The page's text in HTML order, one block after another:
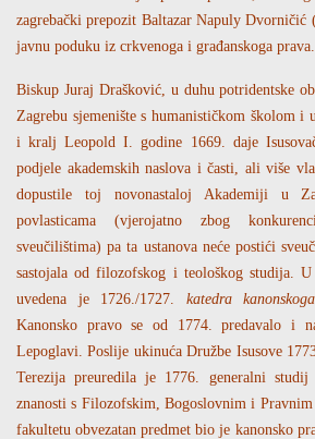
zagrebački prepozit Baltazar Napuly Dvorničić
javnu poduku iz crkvenoga i građanskoga prava.
Biskup Juraj Drašković, u duhu potridentske
Zagrebu sjemenište s humanističkom školom i
i kralj Leopold I. godine 1669. daje
podjele akademskih naslova i časti, ali više
dopustile toj novonastaloj Akademiji u
povlasticama (vjerojatno zbog
sveučilištima) pa ta ustanova neće postići
sastojala od filozofskog i teološkog studija.
uvedena je 1726./1727. katedra
Kanonsko pravo se od 1774. predavalo i
Lepoglavi. Poslije ukinuća Družbe Isusove
Terezija preuredila je 1776. generalni
znanosti s Filozofskim, Bogoslovnim i
fakultetu obvezatan predmet bio je kanonsko